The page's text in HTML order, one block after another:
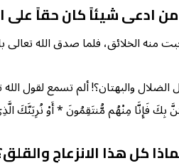
شيئاً كان حقاً على
الخلائق، فلما صدق الله تعالى
والبهتان؟! ألم تسمع لقول
كل هذا الانزعاج